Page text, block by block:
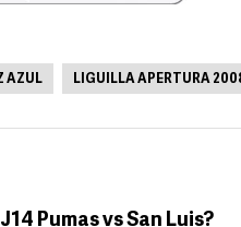
AZUL LIGUILLA APERTURA
Pumas vs San Luis?